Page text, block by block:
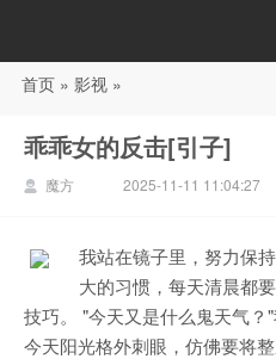
88影视
首页 » 影视 »
乖乖女的反击[引子]
魔方 2025-11-11 11:04:27
我站在镜子里，努力保
大的习惯，每天清晨都
技巧。 "今天又是什么鬼天气？
今天阳光格外刺眼，仿佛要将